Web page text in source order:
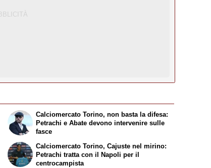
Calciomercato Torino, non basta la difesa:
Petrachi e Abate devono intervenire sulle
fasce
Calciomercato Torino, Cajuste nel mirino:
Petrachi tratta con il Napoli per il
centrocampista